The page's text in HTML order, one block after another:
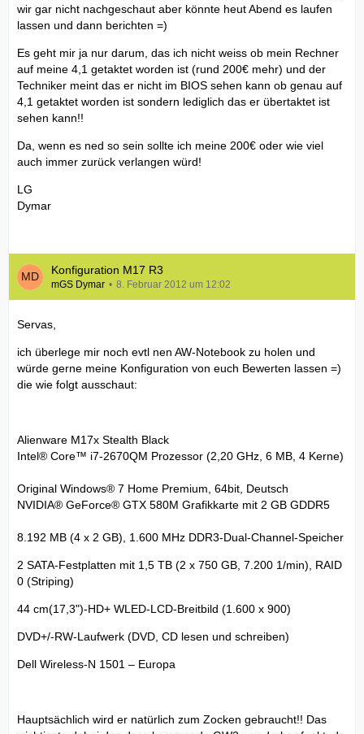
wir gar nicht nachgeschaut aber könnte heut Abend es laufen
lassen und dann berichten =)
Es geht mir ja nur darum, das ich nicht weiss ob mein Rechner
auf meine 4,1 getaktet worden ist (rund 200€ mehr) und der
Techniker meint das er nicht im BIOS sehen kann ob genau auf
4,1 getaktet worden ist sondern lediglich das er übertaktet ist
sehen kann!!
Da, wenn es ned so sein sollte ich meine 200€ oder wie viel
auch immer zurück verlangen würd!
LG
Dymar
Konfiguration M17 R3
mGS Dymar 8. Februar 2012 um 12:02
Servas,
ich überlege mir noch evtl nen AW-Notebook zu holen und
würde gerne meine Konfiguration von euch Bewerten lassen =)
die wie folgt ausschaut:
Alienware M17x Stealth Black
Intel® Core™ i7-2670QM Prozessor (2,20 GHz, 6 MB, 4 Kerne)
Original Windows® 7 Home Premium, 64bit, Deutsch
NVIDIA® GeForce® GTX 580M Grafikkarte mit 2 GB GDDR5
8.192 MB (4 x 2 GB), 1.600 MHz DDR3-Dual-Channel-Speicher
2 SATA-Festplatten mit 1,5 TB (2 x 750 GB, 7.200 1/min), RAID
0 (Striping)
44 cm(17,3")-HD+ WLED-LCD-Breitbild (1.600 x 900)
DVD+/-RW-Laufwerk (DVD, CD lesen und schreiben)
Dell Wireless-N 1501 – Europa
Hauptsächlich wird er natürlich zum Zocken gebraucht!! Das